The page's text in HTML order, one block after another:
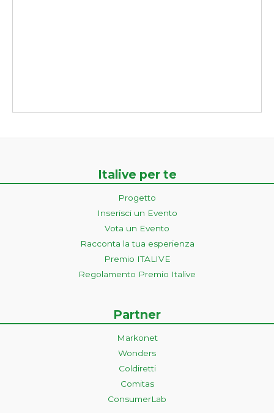
Italive per te
Progetto
Inserisci un Evento
Vota un Evento
Racconta la tua esperienza
Premio ITALIVE
Regolamento Premio Italive
Partner
Markonet
Wonders
Coldiretti
Comitas
ConsumerLab